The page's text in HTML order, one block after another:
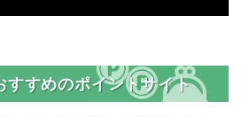
すすめのポイントサイト